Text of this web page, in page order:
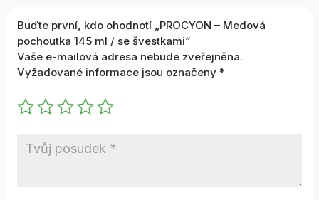
Buďte první, kdo ohodnotí „PROCYON – Medová
pochoutka 145 ml / se švestkami“
Vaše e-mailová adresa nebude zveřejněna.
Vyžadované informace jsou označeny *